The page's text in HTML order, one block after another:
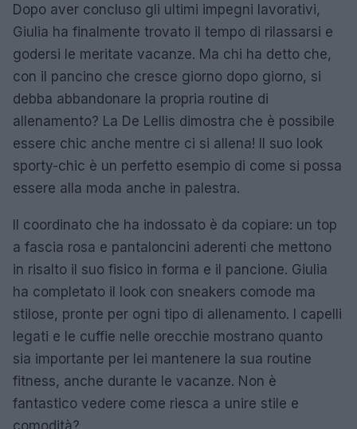
Dopo aver concluso gli ultimi impegni lavorativi,
Giulia ha finalmente trovato il tempo di rilassarsi e
godersi le meritate vacanze. Ma chi ha detto che,
con il pancino che cresce giorno dopo giorno, si
debba abbandonare la propria routine di
allenamento? La De Lellis dimostra che è possibile
essere chic anche mentre ci si allena! Il suo look
sporty-chic è un perfetto esempio di come si possa
essere alla moda anche in palestra.
Il coordinato che ha indossato è da copiare: un top
a fascia rosa e pantaloncini aderenti che mettono
in risalto il suo fisico in forma e il pancione. Giulia
ha completato il look con sneakers comode ma
stilose, pronte per ogni tipo di allenamento. I capelli
legati e le cuffie nelle orecchie mostrano quanto
sia importante per lei mantenere la sua routine
fitness, anche durante le vacanze. Non è
fantastico vedere come riesca a unire stile e
comodità?